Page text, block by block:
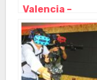
Valencia –
Valencia